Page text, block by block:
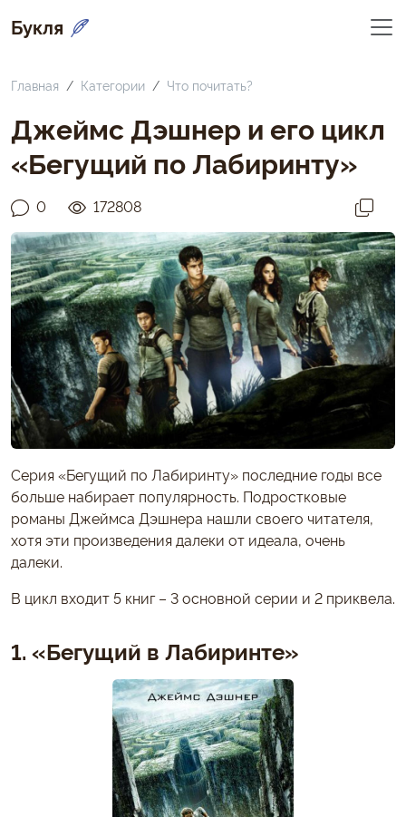
Букля
Главная Категории Что почитать?
Джеймс Дэшнер и его цикл
«Бегущий по Лабиринту»
0 172808
Серия «Бегущий по Лабиринту» последние годы все
больше набирает популярность. Подростковые
романы Джеймса Дэшнера нашли своего читателя,
хотя эти произведения далеки от идеала, очень
далеки.
В цикл входит 5 книг – 3 основной серии и 2 приквела.
1. «Бегущий в Лабиринте»